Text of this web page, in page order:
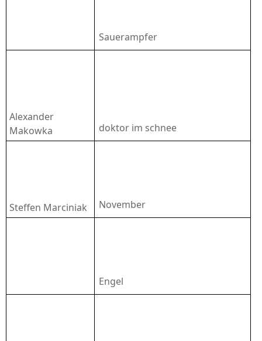
Sauerampfer
Alexander
Makowka
doktor im schnee
Steffen Marciniak November
Engel